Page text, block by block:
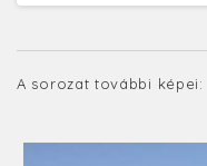
A sorozat további képei: